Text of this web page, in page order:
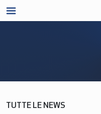
TUTTE LE NEWS